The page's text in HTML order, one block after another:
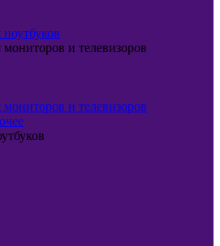
и телевизоров
и телевизоров